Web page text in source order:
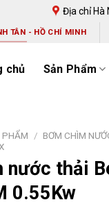
Địa chỉ Hà
TÂN - HỒ CHÍ MINH
chủ Sản Phẩm
PHẨM / BƠM CHÌM
nước thải
0.55Kw